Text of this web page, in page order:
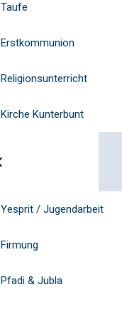
Taufe
Erstkommunion
Religionsunterricht
Kirche Kunterbunt
Yesprit / Jugendarbeit
Firmung
Pfadi & Jubla